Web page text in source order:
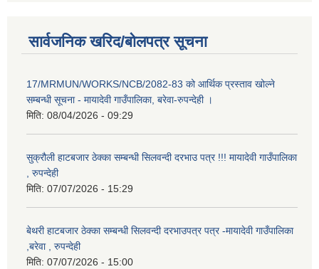
सार्वजनिक खरिद/बोलपत्र सूचना
17/MRMUN/WORKS/NCB/2082-83 को आर्थिक प्रस्ताव खोल्ने
सम्बन्धी सूचना - मायादेवी गाउँपालिका, बरेवा-रुपन्देही ।
मिति: 08/04/2026 - 09:29
सुक्रौली हाटबजार ठेक्का सम्बन्धी सिलवन्दी दरभाउ पत्र !!! मायादेवी गाउँपालिका
, रुपन्देही
मिति: 07/07/2026 - 15:29
बेथरी हाटबजार ठेक्का सम्बन्धी सिलवन्दी दरभाउपत्र पत्र -मायादेवी गाउँपालिका
,बरेवा , रुपन्देही
मिति: 07/07/2026 - 15:00